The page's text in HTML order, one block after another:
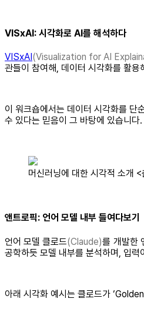
VISxAI: 시각화로 AI를 해석하다
VISxAI (Visualization for AI
관들이 참여해, 데이터 시각화를 활
이 워크숍에서는 데이터 시각화를 단
수 있다는 믿음이 그 바탕에 있습니다.
머신러닝에 대한 시각적 소개 <
앤트로픽: 언어 모델 내부 들여다보기
언어 모델 클로드(Claude)를 개발한
공학하듯 모델 내부를 분석하며, 입
아래 시각화 예시는 클로드가